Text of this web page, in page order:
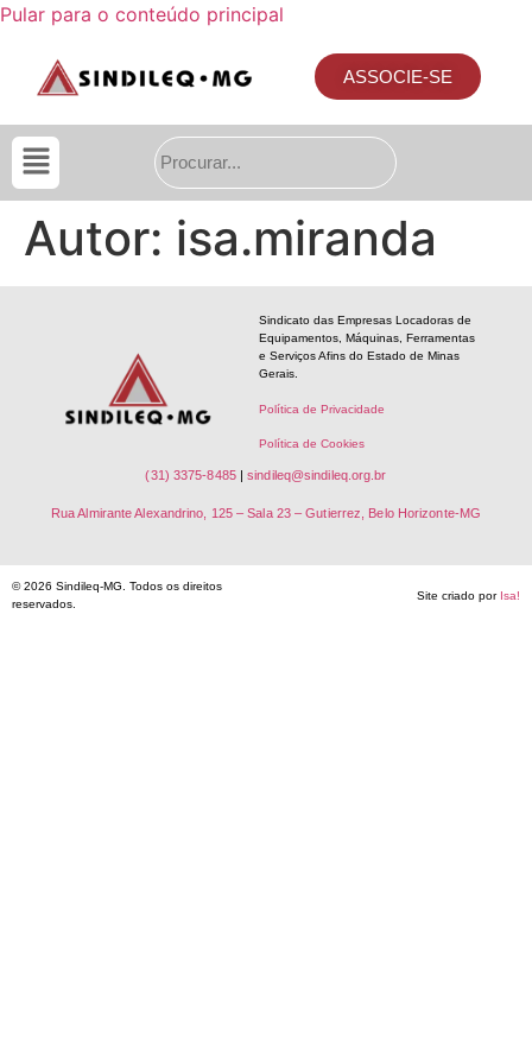
Pular para o conteúdo principal
ASSOCIE-SE
Autor: isa.miranda
Sindicato das Empresas Locadoras de
Equipamentos, Máquinas, Ferramentas
e Serviços Afins do Estado de Minas
Gerais.
Política de Privacidade
Política de Cookies
(31) 3375-8485|sindileq@sindileq.org.br
Rua Almirante Alexandrino, 125 – Sala 23 – Gutierrez, Belo Horizonte-MG
© 2026 Sindileq-MG. Todos os direitos
reservados.
Site criado porIsa!